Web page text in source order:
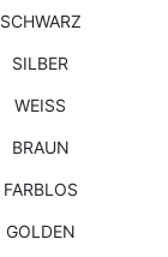
SCHWARZ
SILBER
WEISS
BRAUN
FARBLOS
GOLDEN